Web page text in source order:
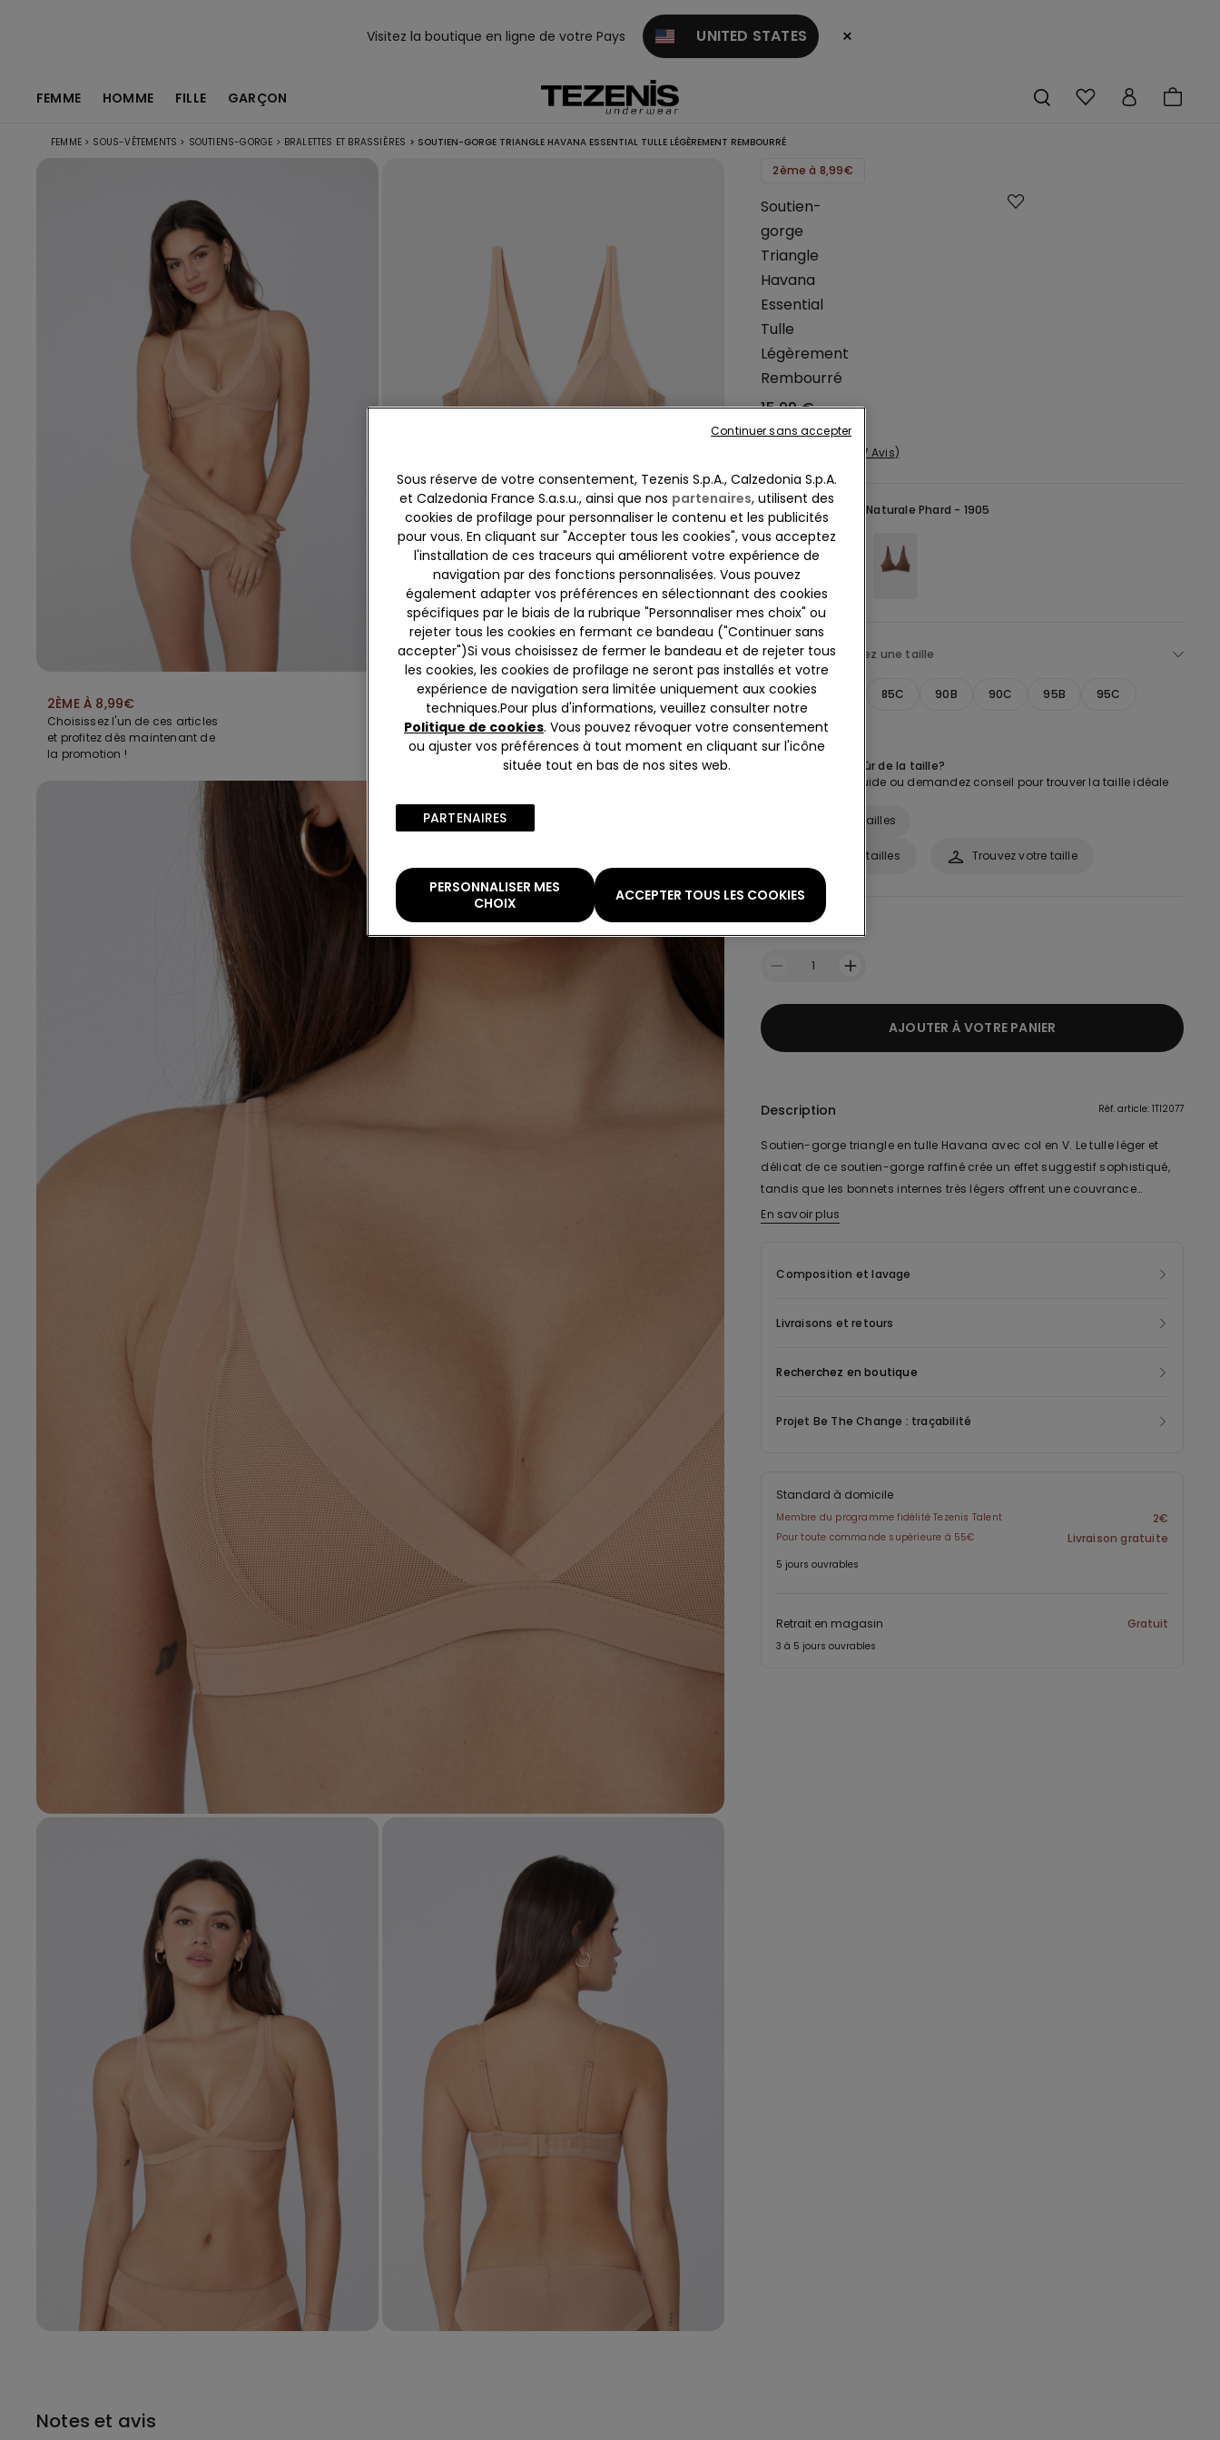
Visitez la boutique en ligne de votre Pays UNITED STATES ×
FEMME HOMME FILLE GARÇON
FEMME > SOUS-VÊTEMENTS > SOUTIENS-GORGE > BRALETTES ET BRASSIÈRES > SOUTIEN-GORGE TRIANGLE HAVANA ESSENTIAL TULLE LÉGÈREMENT REMBOURRÉ
2ÈME À 8,99€
Choisissez l'un de ces articles
et profitez dès maintenant de
la promotion !
Compléter la promo
2ème à 8,99€
Soutien-
gorge
Triangle
Havana
Essential
Tulle
Légèrement
Rembourré
15,99 €
7 Avis
Couleur: Naturel -Naturale Phard - 1905
Taille: Sélectionnez une taille
80B 85C 90B 90C 95B 95C
100B
Vous n'êtes pas sûr de la taille?
Consultez notre guide ou demandez conseil pour trouver la taille idéale
Guide des tailles
Trouvez votre taille
Guide des tailles
Quantité:
1
AJOUTER À VOTRE PANIER
Description Réf. article: 1TI2077
Soutien-gorge triangle en tulle Havana avec col en V. Le tulle léger et
délicat de ce soutien-gorge raffiné crée un effet suggestif sophistiqué,
tandis que les bonnets internes très légers offrent une couvrance
discrète sans renoncer au jeu de transparence. Le design sans
tandis que les bords plats et sans coutures garantissent un look
sont réglables et la fermeture se compose de trois crochets à quatre
En savoir plus
Composition et lavage
Livraisons et retours
Recherchez en boutique
Projet Be The Change : traçabilité
Standard à domicile
Membre du programme fidélité Tezenis Talent 2€
Pour toute commande supérieure à 55€ Livraison gratuite
5 jours ouvrables
Retrait en magasin Gratuit
3 à 5 jours ouvrables
Notes et avis
Sous réserve de votre consentement, Tezenis S.p.A., Calzedonia S.p.A.
et Calzedonia France S.a.s.u., ainsi que nos partenaires, utilisent des
cookies de profilage pour personnaliser le contenu et les publicités
pour vous. En cliquant sur "Accepter tous les cookies", vous acceptez
l'installation de ces traceurs qui améliorent votre expérience de
navigation par des fonctions personnalisées. Vous pouvez
également adapter vos préférences en sélectionnant des cookies
spécifiques par le biais de la rubrique "Personnaliser mes choix" ou
rejeter tous les cookies en fermant ce bandeau ("Continuer sans
accepter")​Si vous choisissez de fermer le bandeau et de rejeter tous
les cookies, les cookies de profilage ne seront pas installés et votre
expérience de navigation sera limitée uniquement aux cookies
techniques.​Pour plus d'informations, veuillez consulter notre
Politique de cookies. Vous pouvez révoquer votre consentement
ou ajuster vos préférences à tout moment en cliquant sur l'icône
située tout en bas de nos sites web.
PARTENAIRES​
PERSONNALISER MES
CHOIX
ACCEPTER TOUS LES COOKIES
Continuer sans accepter